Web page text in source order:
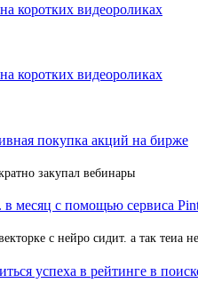
коротких видеороликах
коротких видеороликах
покупка акций на бирже
закупал вебинары
в месяц с помощью сервиса
с нейро сидит. а так
успеха в рейтинге в